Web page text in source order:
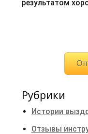
результатом
Рубрики
Истории
Отзывы